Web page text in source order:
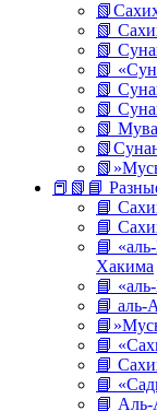
📗
📗
📗
📗
📗
📗
📕📗📘
📘
📘
📘
Хакима
📘
📘 аль-
📘
📘
📘
📘 Аль-